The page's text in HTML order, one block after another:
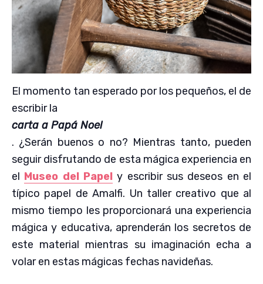
El momento tan esperado por los pequeños, el de
escribir la
carta a Papá Noel
. ¿Serán buenos o no? Mientras tanto, pueden
seguir disfrutando de esta mágica experiencia en
el Museo del Papel y escribir sus deseos en el
típico papel de Amalfi. Un taller creativo que al
mismo tiempo les proporcionará una experiencia
mágica y educativa, aprenderán los secretos de
este material mientras su imaginación echa a
volar en estas mágicas fechas navideñas.